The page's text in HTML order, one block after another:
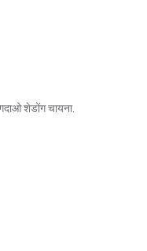
शेडोंग चायना.